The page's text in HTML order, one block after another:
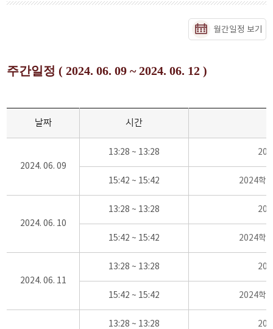
월간일정 보기
주간일정 ( 2024. 06. 09 ~ 2024. 06. 12 )
날짜 시간
2024. 06. 09
13:28 ~ 13:28
15:42 ~ 15:42 2024학
2024. 06. 10
13:28 ~ 13:28
15:42 ~ 15:42 2024학
2024. 06. 11
13:28 ~ 13:28
15:42 ~ 15:42 2024학
13:28 ~ 13:28